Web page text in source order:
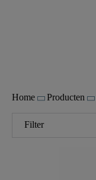
Home Producten
Filter